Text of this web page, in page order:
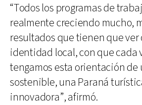
“Todos los programas de
realmente creciendo mucho,
resultados que tienen que ver
identidad local, con que cada
tengamos esta orientación de
sostenible, una Paraná
innovadora”, afirmó.